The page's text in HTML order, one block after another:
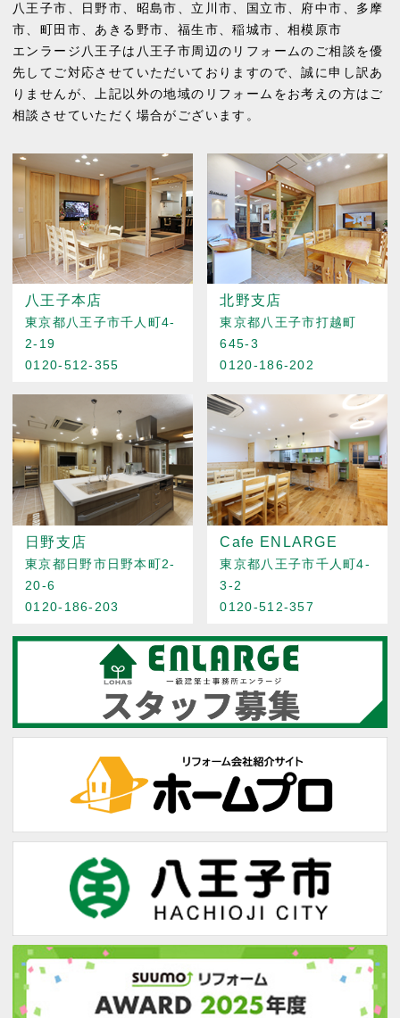
八王子市、 日野市、 昭島市、 立川市、 国立市、 府中市、 多摩
市、 町田市、あきる野市、 福生市、稲城市、相模原市
エンラージ八王子は八王子市周辺のリフォームのご相談を優
先してご対応させていただいておりますので、誠に申し訳あ
りませんが、上記以外の地域のリフォームをお考えの方はご
相談させていただく場合がございます。
八王子本店
東京都八王子市千人町4-
2-19
0120-512-355
北野支店
東京都八王子市打越町
645-3
0120-186-202
日野支店
東京都日野市日野本町2-
20-6
0120-186-203
Cafe ENLARGE
東京都八王子市千人町4-
3-2
0120-512-357